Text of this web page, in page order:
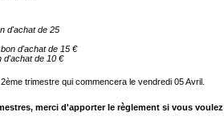
d'achat de 25
d'achat de 15 €
d'achat de 10 €
trimestre qui commencera le vendredi 05 Avril.
merci d'apporter le règlement si vous voulez